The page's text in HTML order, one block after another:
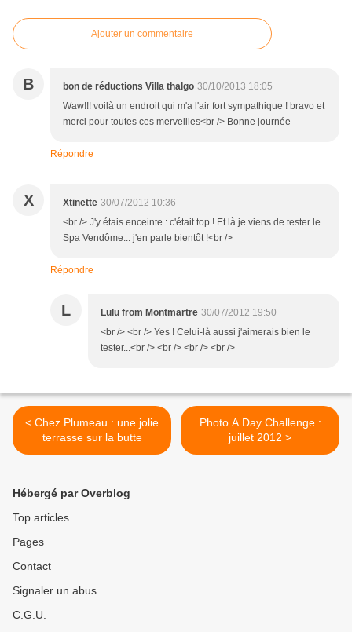
Ajouter un commentaire
B bon de réductions Villa thalgo 30/10/2013 18:05
Waw!!! voilà un endroit qui m'a l'air fort sympathique ! bravo et
merci pour toutes ces merveilles<br /> Bonne journée
Répondre
X Xtinette 30/07/2012 10:36
<br /> J'y étais enceinte : c'était top ! Et là je viens de tester le
Spa Vendôme... j'en parle bientôt !<br />
Répondre
L Lulu from Montmartre 30/07/2012 19:50
<br /> <br /> Yes ! Celui-là aussi j'aimerais bien le
tester...<br /> <br /> <br /> <br />
< Chez Plumeau : une jolie
terrasse sur la butte
Photo A Day Challenge :
juillet 2012 >
Hébergé par Overblog
Top articles
Pages
Contact
Signaler un abus
C.G.U.